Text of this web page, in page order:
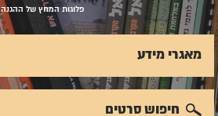
פלוגות המחץ של ההגנה
מאגרי מידע
חיפוש סרטים